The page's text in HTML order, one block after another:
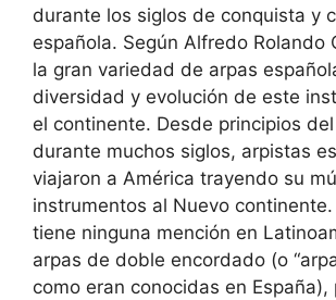
durante los siglos de conquista y
española. Según Alfredo Rolando
la gran variedad de arpas
diversidad y evolución de este
el continente. Desde principios
durante muchos siglos, arpistas
viajaron a América trayendo su
instrumentos al Nuevo
tiene ninguna mención en
arpas de doble encordado (o
como eran conocidas en España),